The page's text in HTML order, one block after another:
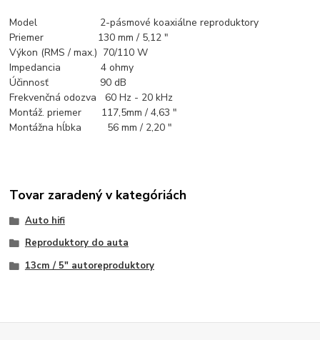
Model 2-pásmové koaxiálne reproduktory
Priemer 130 mm / 5,12 "
Výkon (RMS / max.) 70/110 W
Impedancia 4 ohmy
Účinnosť 90 dB
Frekvenčná odozva 60 Hz - 20 kHz
Montáž. priemer 117,5mm / 4,63 "
Montážna hĺbka 56 mm / 2,20 "
Tovar zaradený v kategóriách
Auto hifi
Reproduktory do auta
13cm / 5" autoreproduktory